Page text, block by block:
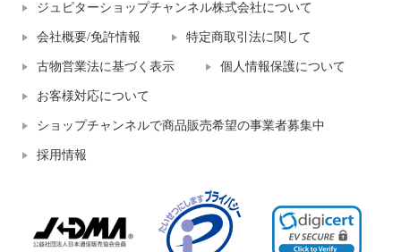
ジュピターショップチャンネル株式会社について
会社概要/免許情報 特定商取引法に関して
古物営業法に基づく表示 個人情報保護について
お客様対応について
ショップチャンネルで商品販売希望の事業者募集中
採用情報